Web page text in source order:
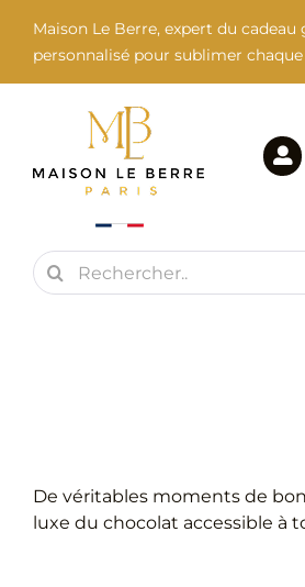
contenu
Maison Le Berre, expert du
personnalisé pour sublimer
Maison Le Berre
Cadeaux Personnalisés
Rechercher:
De véritables moments de
luxe du chocolat accessible à